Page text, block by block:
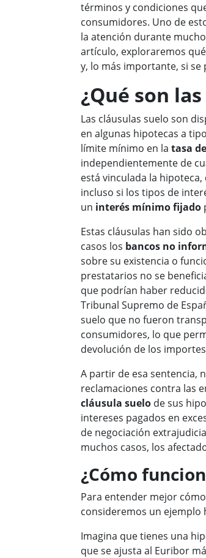
términos y condiciones
consumidores. Uno de
la atención durante
artículo, exploraremos
y, lo más importante, si
¿Qué son
Las cláusulas suelo son
en algunas hipotecas a
límite mínimo en la tasa
independientemente de
está vinculada la
incluso si los tipos de
un interés mínimo fijado
Estas cláusulas han sido
casos los bancos no
sobre su existencia o
prestatarios no se
que podrían haber
Tribunal Supremo de
suelo que no fueron
consumidores, lo que
devolución de los
A partir de esa sentencia,
reclamaciones contra las
cláusula suelo de sus
intereses pagados en
de negociación
muchos casos, los
¿Cómo
Para entender mejor
consideremos un ejemplo
Imagina que tienes una
que se ajusta al Euribor